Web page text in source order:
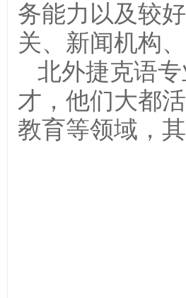
务能力以及较
关、新闻机构
北外捷克语
才，他们大都
教育等领域，